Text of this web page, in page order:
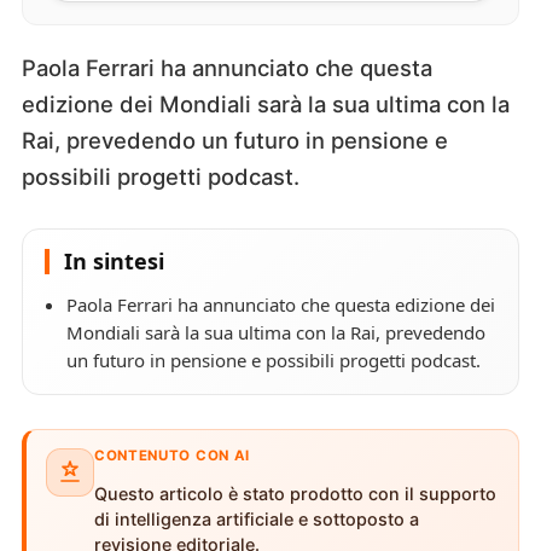
Paola Ferrari ha annunciato che questa
edizione dei Mondiali sarà la sua ultima con la
Rai, prevedendo un futuro in pensione e
possibili progetti podcast.
In sintesi
Paola Ferrari ha annunciato che questa edizione dei
Mondiali sarà la sua ultima con la Rai, prevedendo
un futuro in pensione e possibili progetti podcast.
CONTENUTO CON AI
Questo articolo è stato prodotto con il supporto
di intelligenza artificiale e sottoposto a
revisione editoriale.